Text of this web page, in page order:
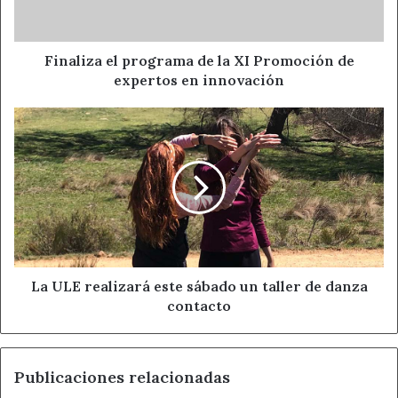
Ahora León Alvaro Pola
Ayuntamiento de León
Noticias de León
expertos
Finaliza el programa de la XI Promoción de
expertos en innovación
La
ULE
realizará
este
sábado
un
taller
de
danza
contacto
La ULE realizará este sábado un taller de danza
contacto
Publicaciones relacionadas